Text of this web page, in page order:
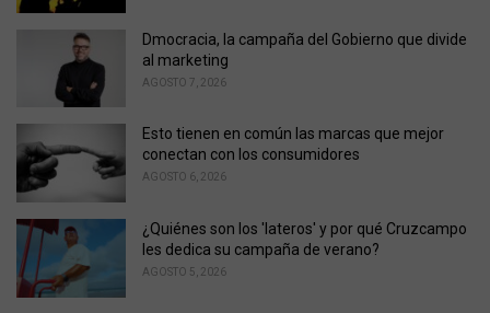
Dmocracia, la campaña del Gobierno que divide
al marketing
AGOSTO 7, 2026
Esto tienen en común las marcas que mejor
conectan con los consumidores
AGOSTO 6, 2026
¿Quiénes son los 'lateros' y por qué Cruzcampo
les dedica su campaña de verano?
AGOSTO 5, 2026